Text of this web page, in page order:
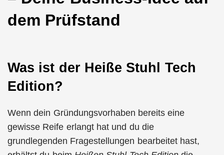
dem Prüfstand
Was ist der Heiße Stuhl Tech
Edition?
Wenn dein Gründungsvorhaben bereits eine
gewisse Reife erlangt hat und du die
grundlegenden Fragestellungen bearbeitet hast,